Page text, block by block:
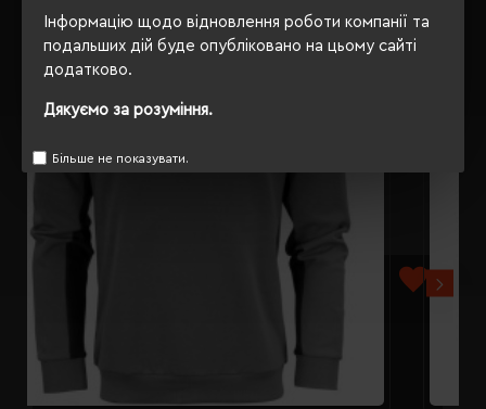
Інформацію щодо відновлення роботи компанії та
подальших дій буде опубліковано на цьому сайті
додатково.
Дякуємо за розуміння.
Більше не показувати.